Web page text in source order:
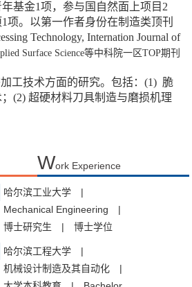
基金1项，参与国自然面上项目2
项。以第一作者身份在制造类顶刊
Technology, Internation Journal of
Surface Science等中科院一区TOP期刊
工技术方面的研究。包括：(1) 脆
(2) 超硬材料刀具制造与磨损机理
Work Experience
哈尔滨工业大学
|
Mechanical Engineering
|
博士研究生
| 博士学位
哈尔滨工程大学
|
机械设计制造及其自动化
|